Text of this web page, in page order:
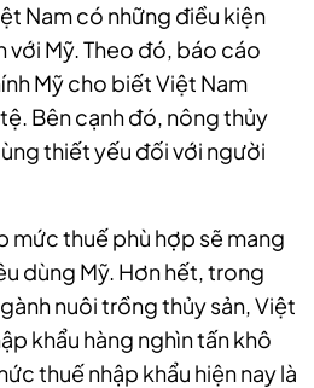
Nam có những điều kiện
với Mỹ. Theo đó, báo cáo
Mỹ cho biết Việt Nam
Bên cạnh đó, nông thủy
thiết yếu đối với người
mức thuế phù hợp sẽ mang
dùng Mỹ. Hơn hết, trong
nuôi trồng thủy sản, Việt
khẩu hàng nghìn tấn khô
thuế nhập khẩu hiện nay là